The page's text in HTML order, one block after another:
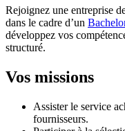
Rejoignez une entreprise
dans le cadre d’un
développez vos
structuré.
Vos missions
Assister le service
fournisseurs.